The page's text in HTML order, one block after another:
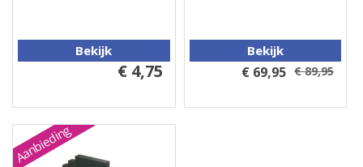
Bekijk
€ 4,75
Bekijk
€ 69,95 € 89,95
Aanbieding